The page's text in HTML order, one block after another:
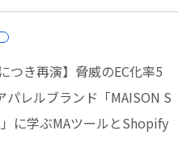
つき再演】脅威のEC化率5
パレルブランド「MAISON S
」に学ぶMAツールとShopify